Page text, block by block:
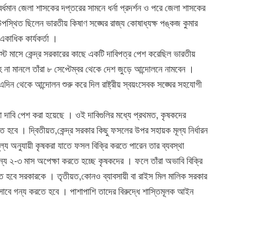
জেলা শাসকের দপ্তরের সামনে ধর্না প্রদর্শন ও পরে জেলা শাসকের
ছিলেন ভারতীয় কিষাণ সঙ্ঘের রাজ্য কোষাধ্যক্ষ পঙ্কজ কুমার
কার্যকর্তা ।
কেন্দ্র সরকারের কাছে একটি দাবিপত্র পেশ করেছিল ভারতীয়
মানলে তাঁরা ৮ সেপ্টেম্বর থেকে দেশ জুড়ে আন্দোলনে নামবেন ।
থেকে আন্দোলন শুরু করে দিল রাষ্ট্রীয় স্বয়ংসেবক সঙ্ঘের সহযোগী
পেশ করা হয়েছে । ওই দাবিগুলির মধ্যে প্রথমত, কৃষকদের
হবে । দ্বিতীয়ত,কেন্দ্র সরকার কিছু ফসলের উপর সহায়ক মূল্য নির্ধারন
কৃষকরা যাতে ফসল বিক্রি করতে পারেন তার ব্যবস্থা
২-৩ মাস অপেক্ষা করতে হচ্ছে কৃষকদের । ফলে তাঁরা অভাবি বিক্রি
সরকারকে । তৃতীয়ত,কোনও ব্যাবসায়ী বা রাইস মিল মালিক সরকার
গন্য করতে হবে । পাশাপাশি তাদের বিরুদ্ধে শাস্তিমূলক আইন